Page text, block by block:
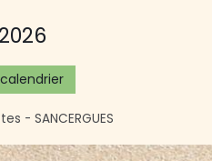
- SANCERGUES